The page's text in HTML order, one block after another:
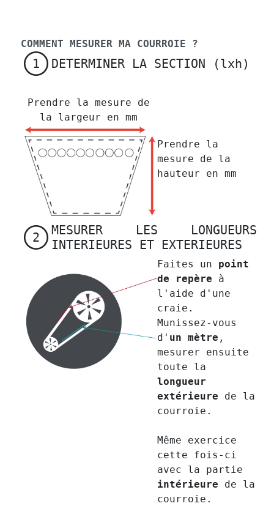
COMMENT MESURER MA COURROIE ?
1 DETERMINER LA SECTION (lxh)
Prendre la mesure de
la largeur en mm
Prendre la
mesure de la
hauteur en mm
2
MESURER LES LONGUEURS
INTERIEURES ET EXTERIEURES
Faites un point
de repère à
l'aide d'une
craie.
Munissez-vous
d' un mètre ,
mesurer ensuite
toute la
longueur
extérieure de la
courroie.
Même exercice
cette fois-ci
avec la partie
intérieure de la
courroie.